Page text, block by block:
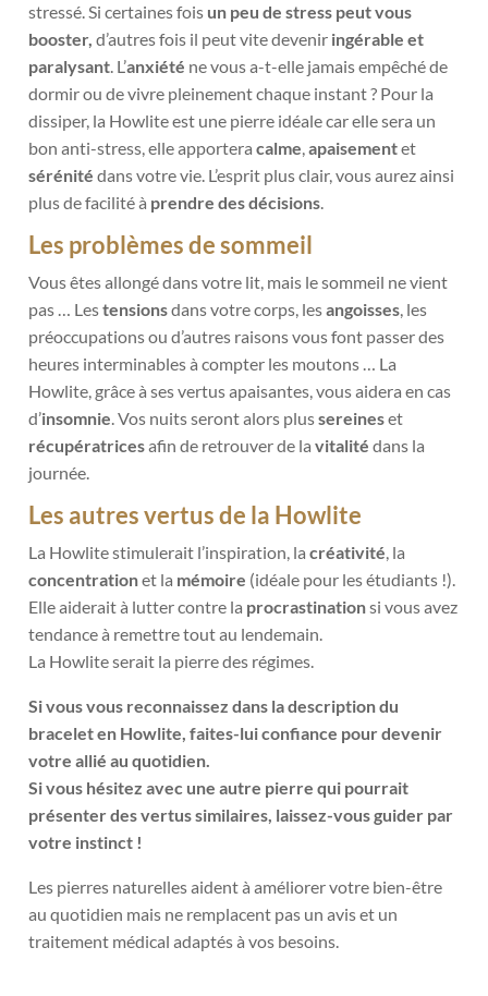
stressé. Si certainesfois un peu de stress peut vous
booster,d’autres fois il peut vite devenir ingérable et
paralysant. L’anxiété ne vous a-t-elle jamais empêché de
dormir ou de vivre pleinement chaque instant ? Pour la
dissiper, la Howlite est une pierre idéale car elle sera un
bon anti-stress, elle apporteracalme,apaisementet
sérénité dans votre vie. L’esprit plus clair, vous aurez ainsi
plus de facilité à prendre des décisions.
Les problèmes de sommeil
Vous êtes allongé dans votre lit, mais le sommeil ne vient
pas … Lestensionsdans votre corps, lesangoisses, les
préoccupations ou d’autres raisons vous font passer des
heures interminables à compter les moutons … La
Howlite, grâce à ses vertus apaisantes, vous aidera en cas
d’insomnie. Vos nuits seront alors plussereineset
récupératricesafin de retrouver de lavitalité dans la
journée.
Les autres vertus de la Howlite
La Howlite stimulerait l’inspiration, lacréativité, la
concentrationet la mémoire (idéale pour les étudiants !).
Elle aiderait à lutter contre la procrastinationsi vous avez
tendance à remettre tout au lendemain.
La Howlite serait la pierre des régimes.
Si vous vous reconnaissez dans la description du
bracelet en Howlite, faites-lui confiance pour devenir
votre allié au quotidien.
Si vous hésitez avec une autre pierre qui pourrait
présenter des vertus similaires, laissez-vous guider par
votre instinct !
Les pierres naturelles aident à améliorer votre bien-être
au quotidien mais ne remplacent pas un avis et un
traitement médical adaptés à vos besoins.